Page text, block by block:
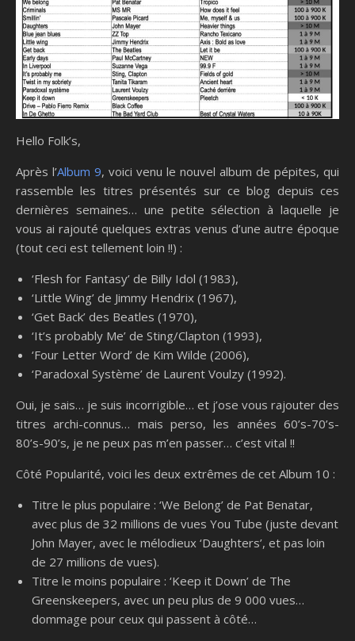
Hello Folk’s,
Après l’Album 9, voici venu le nouvel album de pépites, qui
rassemble les titres présentés sur ce blog depuis ces
dernières semaines… une petite sélection à laquelle je
vous ai rajouté quelques extras venus d’une autre époque
(tout ceci est tellement loin !!) :
‘Flesh for Fantasy’ de Billy Idol (1983),
‘Little Wing’ de Jimmy Hendrix (1967),
‘Get Back’ des Beatles (1970),
‘It’s probably Me’ de Sting/Clapton (1993),
‘Four Letter Word’ de Kim Wilde (2006),
‘Paradoxal Système’ de Laurent Voulzy (1992).
Oui, je sais… je suis incorrigible… et j’ose vous rajouter des
titres archi-connus… mais perso, les années 60’s-70’s-
80’s-90’s, je ne peux pas m’en passer… c’est vital !!
Côté Popularité, voici les deux extrêmes de cet Album 10 :
Titre le plus populaire : ‘We Belong’ de Pat Benatar,
avec plus de 32 millions de vues You Tube (juste devant
John Mayer, avec le mélodieux ‘Daughters’, et pas loin
de 27 millions de vues).
Titre le moins populaire : ‘Keep it Down’ de The
Greenskeepers, avec un peu plus de 9 000 vues…
dommage pour ceux qui passent à côté…